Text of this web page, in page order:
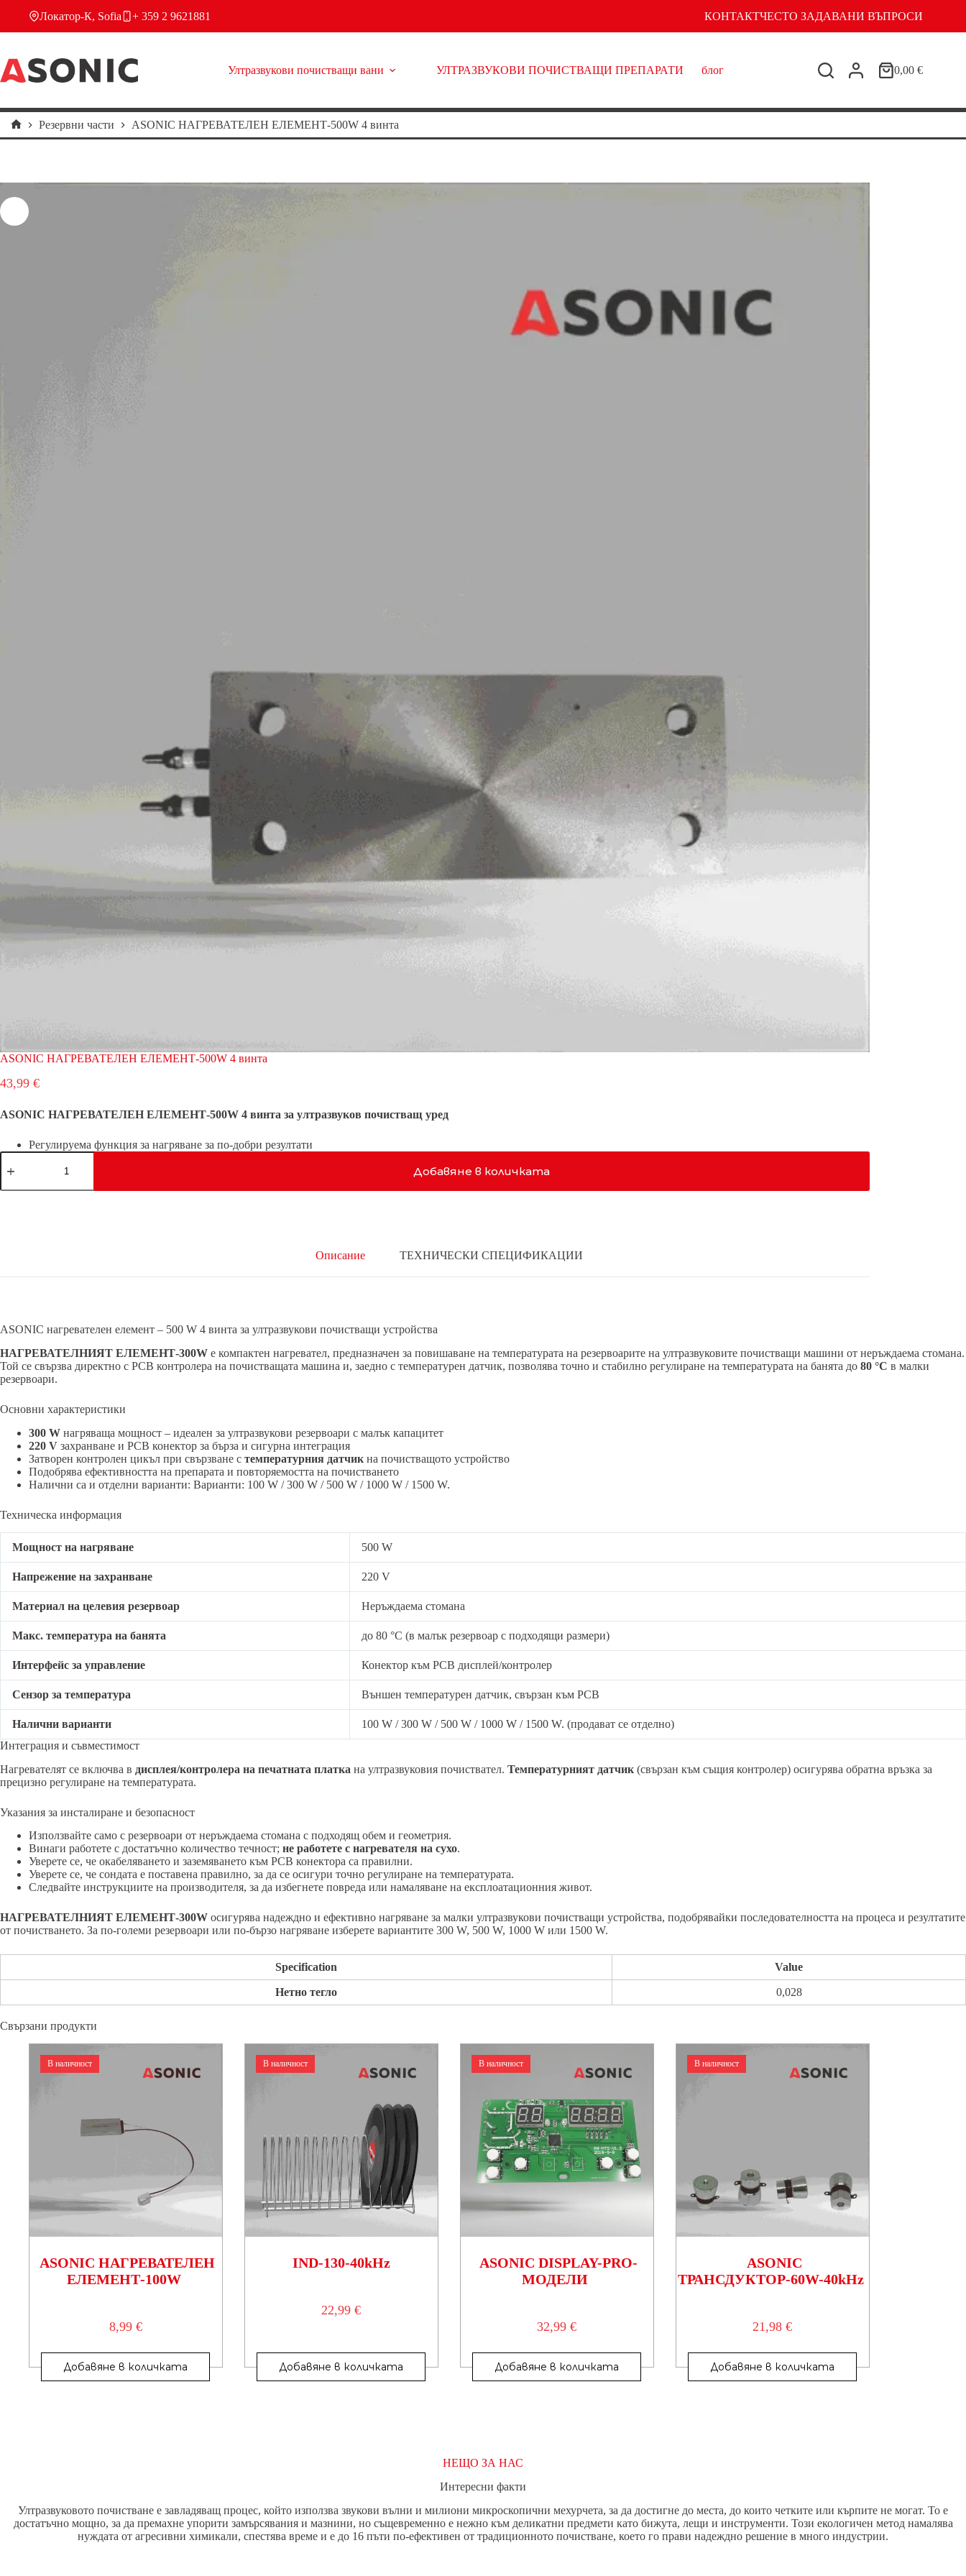
content
Локатор-К, Sofia + 359 2 9621881 КОНТАКТЧЕСТО ЗАДАВАНИ ВЪПРОСИ
Ултразвукови почистващи вани УЛТРАЗВУКОВИ ПОЧИСТВАЩИ ПРЕПАРАТИ блог
Shopping
0,00 €
Home
Резервни части ASONIC НАГРЕВАТЕЛЕН ЕЛЕМЕНТ-500W 4 винта
ASONIC НАГРЕВАТЕЛЕН ЕЛЕМЕНТ-500W 4 винта
43,99 €
ASONIC НАГРЕВАТЕЛЕН ЕЛЕМЕНТ-500W 4 винта за ултразвуков почистващ уред
Регулируема функция за нагряване за по-добри резултати
количество
за
НАГРЕВАТЕЛЕН
Добавяне в количката
Описание ТЕХНИЧЕСКИ СПЕЦИФИКАЦИИ
ASONIC нагревателен елемент – 500 W 4 винта за ултразвукови почистващи устройства
НАГРЕВАТЕЛНИЯТ ЕЛЕМЕНТ-300W е компактен нагревател, предназначен за повишаване на температурата на резервоарите на ултразвуковите почистващи машини от неръждаема стомана.
Той се свързва директно с PCB контролера на почистващата машина и, заедно с температурен датчик, позволява точно и стабилно регулиране на температурата на банята до 80 °C в малки
резервоари.
Основни характеристики
300 W нагряваща мощност – идеален за ултразвукови резервоари с малък капацитет
220 V захранване и PCB конектор за бърза и сигурна интеграция
Затворен контролен цикъл при свързване с температурния датчик на почистващото устройство
Подобрява ефективността на препарата и повторяемостта на почистването
Налични са и отделни варианти: Варианти: 100 W / 300 W / 500 W / 1000 W / 1500 W.
Техническа информация
Мощност на нагряване 500 W
Напрежение на захранване 220 V
Материал на целевия резервоар Неръждаема стомана
Макс. температура на банята до 80 °C (в малък резервоар с подходящи размери)
Интерфейс за управление Конектор към PCB дисплей/контролер
Сензор за температура Външен температурен датчик, свързан към PCB
Налични варианти
100 W / 300 W / 500 W / 1000 W / 1500 W. (продават се отделно)
Интеграция и съвместимост
Нагревателят се включва в дисплея/контролера на печатната платка на ултразвуковия почиствател. Температурният датчик (свързан към същия контролер) осигурява обратна връзка за
прецизно регулиране на температурата.
Указания за инсталиране и безопасност
Използвайте само с резервоари от неръждаема стомана с подходящ обем и геометрия.
Винаги работете с достатъчно количество течност; не работете с нагревателя на сухо.
Уверете се, че окабеляването и заземяването към PCB конектора са правилни.
Уверете се, че сондата е поставена правилно, за да се осигури точно регулиране на температурата.
Следвайте инструкциите на производителя, за да избегнете повреда или намаляване на експлоатационния живот.
НАГРЕВАТЕЛНИЯТ ЕЛЕМЕНТ-300W осигурява надеждно и ефективно нагряване за малки ултразвукови почистващи устройства, подобрявайки последователността на процеса и резултатите
от почистването. За по-големи резервоари или по-бързо нагряване изберете вариантите 300 W, 500 W, 1000 W или 1500 W.
Specification Value
Нетно тегло 0,028
Свързани продукти
В наличност
ASONIC НАГРЕВАТЕЛЕН
ЕЛЕМЕНТ-100W
8,99 €
Добавяне в количката
В наличност
IND-130-40kHz
22,99€
Добавяне в количката
В наличност
ASONIC DISPLAY-PRO-
МОДЕЛИ
32,99€
Добавяне в количката
В наличност
ASONIC
ТРАНСДУКТОР-60W-40kHz
21,98€
Добавяне в количката
НЕЩО ЗА НАС
Интересни факти
Ултразвуковото почистване е завладяващ процес, който използва звукови вълни и милиони микроскопични мехурчета, за да достигне до места, до които четките или кърпите не могат. То е
достатъчно мощно, за да премахне упорити замърсявания и мазнини, но същевременно е нежно към деликатни предмети като бижута, лещи и инструменти. Този екологичен метод намалява
нуждата от агресивни химикали, спестява време и е до 16 пъти по-ефективен от традиционното почистване, което го прави надеждно решение в много индустрии.